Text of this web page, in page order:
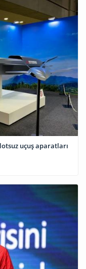
uçuş aparatları